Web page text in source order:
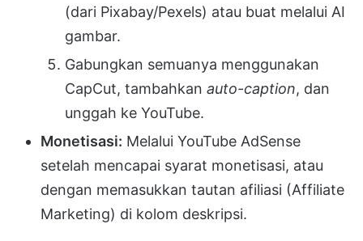
(dari Pixabay/Pexels) atau buat melalui AI
gambar.
Gabungkan semuanya menggunakan
CapCut, tambahkan auto-caption, dan
unggah ke YouTube.
Monetisasi: Melalui YouTube AdSense
setelah mencapai syarat monetisasi, atau
dengan memasukkan tautan afiliasi (Affiliate
Marketing) di kolom deskripsi.